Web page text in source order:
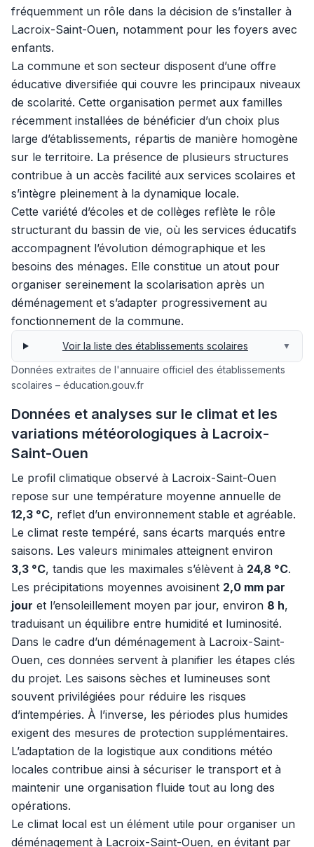
fréquemment un rôle dans la décision de s’installer à
Lacroix-Saint-Ouen, notamment pour les foyers avec
enfants.
La commune et son secteur disposent d’une offre
éducative diversifiée qui couvre les principaux niveaux
de scolarité. Cette organisation permet aux familles
récemment installées de bénéficier d’un choix plus
large d’établissements, répartis de manière homogène
sur le territoire. La présence de plusieurs structures
contribue à un accès facilité aux services scolaires et
s’intègre pleinement à la dynamique locale.
Cette variété d’écoles et de collèges reflète le rôle
structurant du bassin de vie, où les services éducatifs
accompagnent l’évolution démographique et les
besoins des ménages. Elle constitue un atout pour
organiser sereinement la scolarisation après un
déménagement et s’adapter progressivement au
fonctionnement de la commune.
Voir la liste des établissements scolaires ▼
Données extraites de l'annuaire officiel des établissements
scolaires – éducation.gouv.fr
Données et analyses sur le climat et les
variations météorologiques à Lacroix-
Saint-Ouen
Le profil climatique observé à Lacroix-Saint-Ouen
repose sur une température moyenne annuelle de
12,3 °C, reflet d’un environnement stable et agréable.
Le climat reste tempéré, sans écarts marqués entre
saisons. Les valeurs minimales atteignent environ
3,3 °C, tandis que les maximales s’élèvent à 24,8 °C.
Les précipitations moyennes avoisinent 2,0 mm par
jour et l’ensoleillement moyen par jour, environ 8 h,
traduisant un équilibre entre humidité et luminosité.
Dans le cadre d’un déménagement à Lacroix-Saint-
Ouen, ces données servent à planifier les étapes clés
du projet. Les saisons sèches et lumineuses sont
souvent privilégiées pour réduire les risques
d’intempéries. À l’inverse, les périodes plus humides
exigent des mesures de protection supplémentaires.
L’adaptation de la logistique aux conditions météo
locales contribue ainsi à sécuriser le transport et à
maintenir une organisation fluide tout au long des
opérations.
Le climat local est un élément utile pour organiser un
déménagement à Lacroix-Saint-Ouen, en évitant par